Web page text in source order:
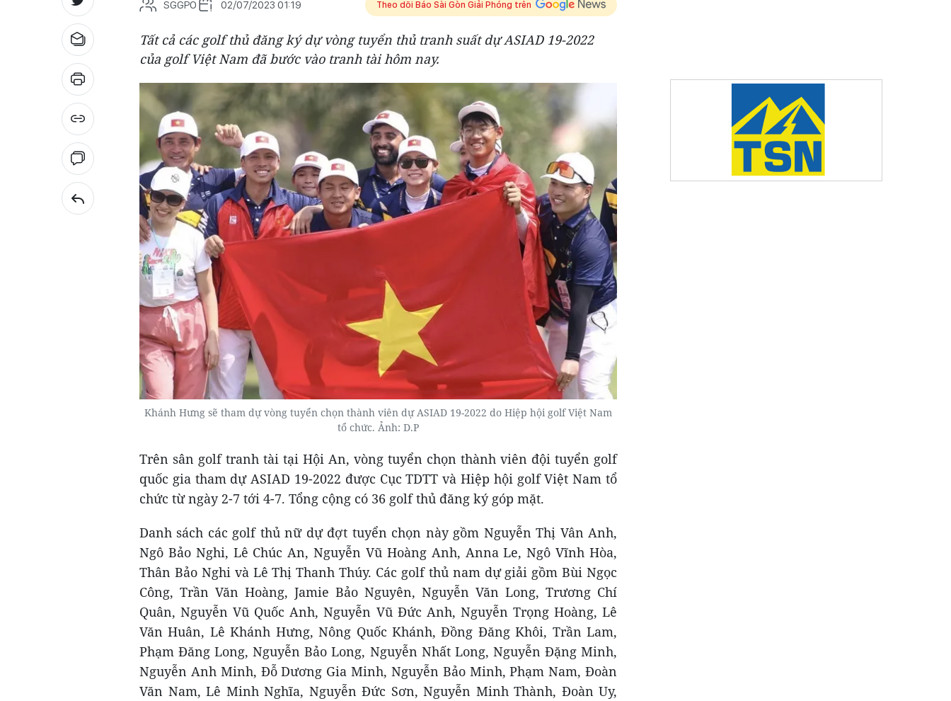
SGGPO 02/07/2023 01:19 Theo dõi Báo Sài Gòn Giải Phóng trên
Tất cả các golf thủ đăng ký dự vòng tuyển thủ tranh suất dự ASIAD 19-2022
của golf Việt Nam đã bước vào tranh tài hôm nay.
Khánh Hưng sẽ tham dự vòng tuyển chọn thành viên dự ASIAD 19-2022 do Hiệp hội golf Việt Nam
tổ chức. Ảnh: D.P
Trên sân golf tranh tài tại Hội An, vòng tuyển chọn thành viên đội tuyển golf
quốc gia tham dự ASIAD 19-2022 được Cục TDTT và Hiệp hội golf Việt Nam tổ
chức từ ngày 2-7 tới 4-7. Tổng cộng có 36 golf thủ đăng ký góp mặt.
Danh sách các golf thủ nữ dự đợt tuyển chọn này gồm Nguyễn Thị Vân Anh,
Ngô Bảo Nghi, Lê Chúc An, Nguyễn Vũ Hoàng Anh, Anna Le, Ngô Vĩnh Hòa,
Thân Bảo Nghi và Lê Thị Thanh Thúy. Các golf thủ nam dự giải gồm Bùi Ngọc
Công, Trần Văn Hoàng, Jamie Bảo Nguyên, Nguyễn Văn Long, Trương Chí
Quân, Nguyễn Vũ Quốc Anh, Nguyễn Vũ Đức Anh, Nguyễn Trọng Hoàng, Lê
Văn Huân, Lê Khánh Hưng, Nông Quốc Khánh, Đồng Đăng Khôi, Trần Lam,
Phạm Đăng Long, Nguyễn Bảo Long, Nguyễn Nhất Long, Nguyễn Đặng Minh,
Nguyễn Anh Minh, Đỗ Dương Gia Minh, Nguyễn Bảo Minh, Phạm Nam, Đoàn
Văn Nam, Lê Minh Nghĩa, Nguyễn Đức Sơn, Nguyễn Minh Thành, Đoàn Uy,